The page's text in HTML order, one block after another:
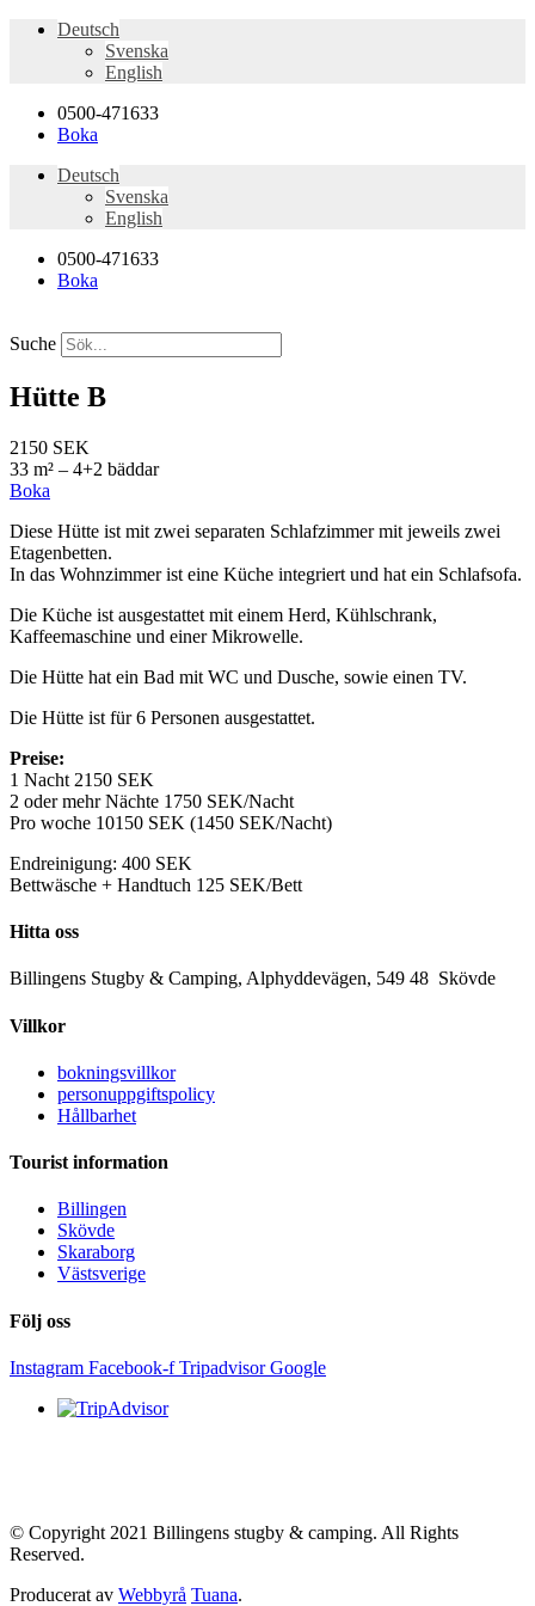
Deutsch
Svenska
English
0500-471633
Boka
Deutsch
Svenska
English
0500-471633
Boka
Suche
Hütte B
2150 SEK
33 m² – 4+2 bäddar
Boka
Diese Hütte ist mit zwei separaten Schlafzimmer mit jeweils zwei
Etagenbetten.
In das Wohnzimmer ist eine Küche integriert und hat ein Schlafsofa.
Die Küche ist ausgestattet mit einem Herd, Kühlschrank,
Kaffeemaschine und einer Mikrowelle.
Die Hütte hat ein Bad mit WC und Dusche, sowie einen TV.
Die Hütte ist für 6 Personen ausgestattet.
Preise:
1 Nacht 2150 SEK
2 oder mehr Nächte 1750 SEK/Nacht
Pro woche 10150 SEK (1450 SEK/Nacht)
Endreinigung: 400 SEK
Bettwäsche + Handtuch 125 SEK/Bett
Hitta oss
Billingens Stugby & Camping, Alphyddevägen, 549 48 Skövde
Villkor
bokningsvillkor
personuppgiftspolicy
Hållbarhet
Tourist information
Billingen
Skövde
Skaraborg
Västsverige
Följ oss
Instagram Facebook-f Tripadvisor Google
© Copyright 2021 Billingens stugby & camping. All Rights
Reserved.
Producerat av Webbyrå Tuana.